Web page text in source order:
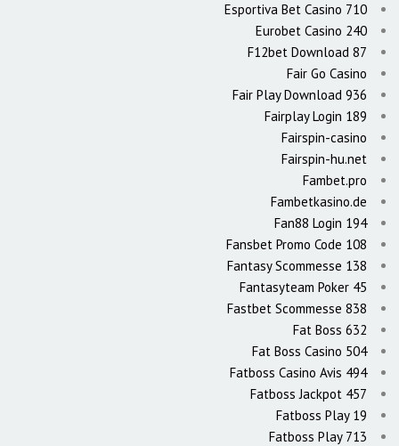
Esportiva Bet Casino 710
Eurobet Casino 240
F12bet Download 87
Fair Go Casino
Fair Play Download 936
Fairplay Login 189
Fairspin-casino
Fairspin-hu.net
Fambet.pro
Fambetkasino.de
Fan88 Login 194
Fansbet Promo Code 108
Fantasy Scommesse 138
Fantasyteam Poker 45
Fastbet Scommesse 838
Fat Boss 632
Fat Boss Casino 504
Fatboss Casino Avis 494
Fatboss Jackpot 457
Fatboss Play 19
Fatboss Play 713